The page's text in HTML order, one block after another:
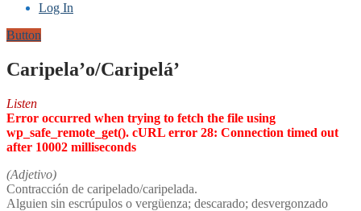
Log In
Button
Caripela’o/Caripelá’
Listen
Error occurred when trying to fetch the file using
wp_safe_remote_get(). cURL error 28: Connection timed out
after 10002 milliseconds
(Adjetivo)
Contracción de caripelado/caripelada.
Alguien sin escrúpulos o vergüenza; descarado; desvergonzado